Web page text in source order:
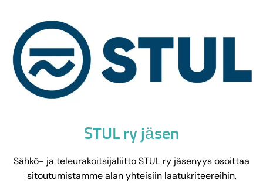
STUL ry jäsen
Sähkö- ja teleurakoitsijaliitto STUL ry jäsenyys osoittaa
sitoutumistamme alan yhteisiin laatukriteereihin,